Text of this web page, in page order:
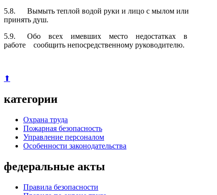
5.8. Вымыть теплой водой руки и лицо с мылом или
принять душ.
5.9. Обо всех имевших место недостатках в
работе сообщить непосредственному руководителю.
⬆
категории
Охрана труда
Пожарная безопасность
Управление персоналом
Особенности законодательства
федеральные акты
Правила безопасности